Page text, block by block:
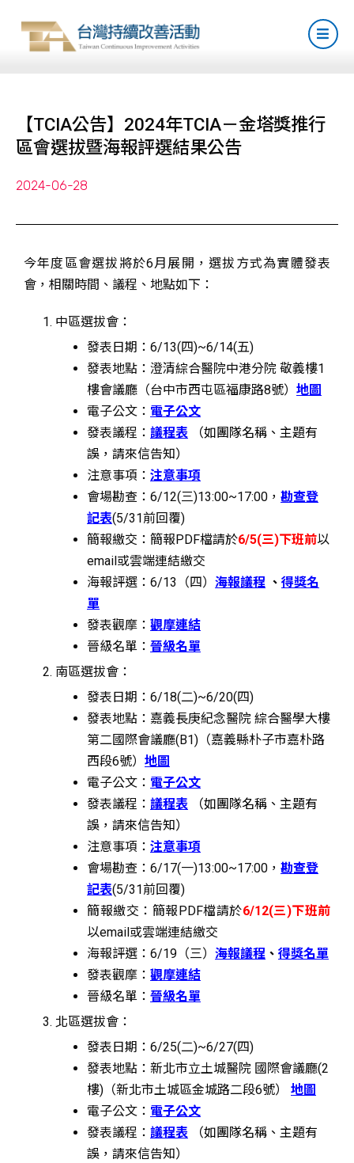
【TCIA公告】2024年TCIA－金塔獎推行
區會選拔暨海報評選結果公告
2024-06-28
今年度區會選拔將於6月展開，選拔方式為實體發表
會，相關時間、議程、地點如下：
中區選拔會：
發表日期：6/13(四)~6/14(五)
發表地點：澄清綜合醫院中港分院 敬義樓1
樓會議廳（台中市西屯區福康路8號） 地圖
電子公文： 電子公文
發表議程： 議程表
（如團隊名稱、主題有
誤，請來信告知）
注意事項： 注意事項
會場勘查：6/12(三)13:00~17:00， 勘查登
記表(5/31前回覆)
簡報繳交：簡報PDF檔請於6/5(三)下班前以
email或雲端連結繳交
海報評選：6/13（四） 海報議程 、 得獎名
單
發表觀摩： 觀摩連結
晉級名單： 晉級名單
南區選拔會：
發表日期：6/18(二)~6/20(四)
發表地點：嘉義長庚紀念醫院 綜合醫學大樓
第二國際會議廳(B1)（嘉義縣朴子市嘉朴路
西段6號） 地圖
電子公文： 電子公文
發表議程： 議程表
（如團隊名稱、主題有
誤，請來信告知）
注意事項： 注意事項
會場勘查：6/17(一)13:00~17:00， 勘查登
記表(5/31前回覆)
簡報繳交：簡報PDF檔請於6/12(三)下班前
以email或雲端連結繳交
海報評選：6/19（三） 海報議程 、 得獎名單
發表觀摩： 觀摩連結
晉級名單： 晉級名單
北區選拔會：
發表日期：6/25(二)~6/27(四)
發表地點：新北市立土城醫院 國際會議廳(2
樓)（新北市土城區金城路二段6號） 地圖
電子公文： 電子公文
發表議程： 議程表
（如團隊名稱、主題有
誤，請來信告知）